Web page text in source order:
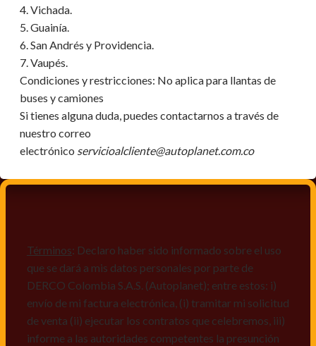
4. Vichada.
5. Guainía.
6. San Andrés y Providencia.
7. Vaupés.
Condiciones y restricciones: No aplica para llantas de
buses y camiones
Si tienes alguna duda, puedes contactarnos a través de
nuestro correo
electrónico servicioalcliente@autoplanet.com.co
Términos: Declaro haber sido informado sobre el uso
que se dará a mis datos personales por parte de
DERCO Colombia S.A.S. (Autoplanet); entre estos: i)
envío de mi factura electrónica, (i) tramitar mi solicitud
de venta (ii) ejecutar los contratos que celebremos, iii)
informe a las autoridades competentes la presunción